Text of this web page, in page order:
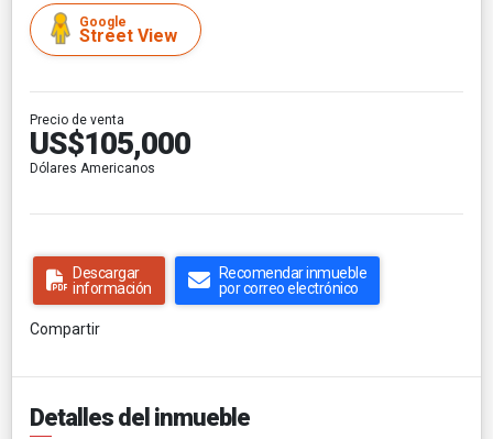
Google
Street View
Precio de venta
US$105,000
Dólares Americanos
Descargar
información
Recomendar inmueble
por correo electrónico
Compartir
Detalles del inmueble